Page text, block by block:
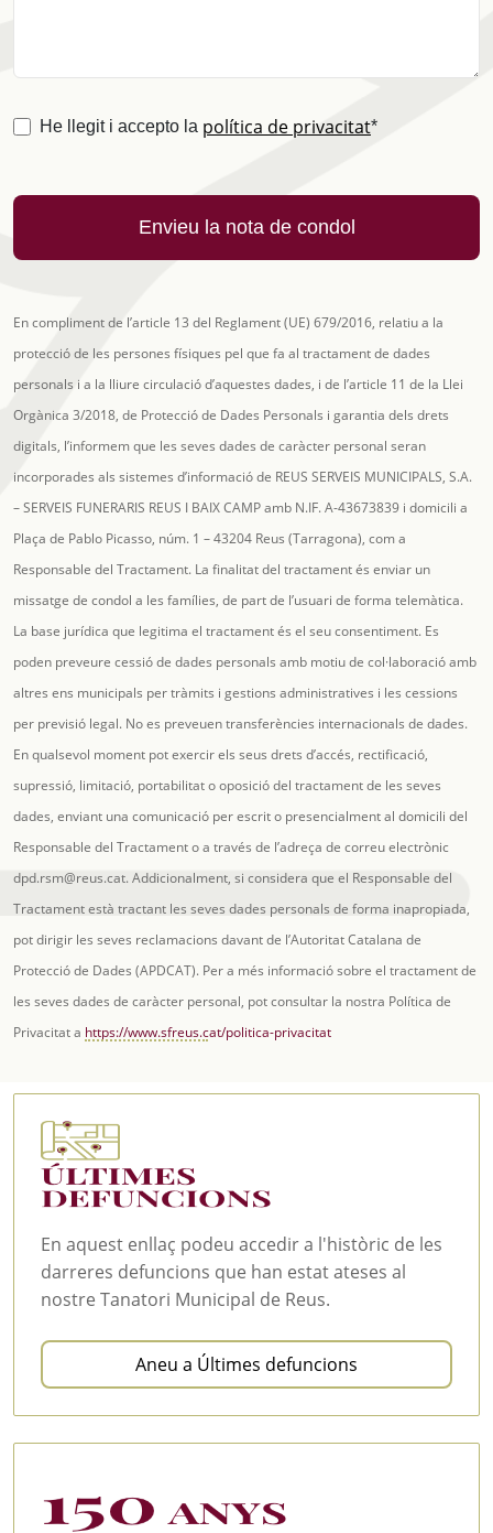
He llegit i accepto la política de privacitat*
(obligatori)
En compliment de l’article 13 del Reglament (UE) 679/2016, relatiu a la
protecció de les persones físiques pel que fa al tractament de dades
personals i a la lliure circulació d’aquestes dades, i de l’article 11 de la Llei
Orgànica 3/2018, de Protecció de Dades Personals i garantia dels drets
digitals, l’informem que les seves dades de caràcter personal seran
incorporades als sistemes d’informació de REUS SERVEIS MUNICIPALS, S.A.
– SERVEIS FUNERARIS REUS I BAIX CAMP amb N.IF. A-43673839 i domicili a
Plaça de Pablo Picasso, núm. 1 – 43204 Reus (Tarragona), com a
Responsable del Tractament. La finalitat del tractament és enviar un
missatge de condol a les famílies, de part de l’usuari de forma telemàtica.
La base jurídica que legitima el tractament és el seu consentiment. Es
poden preveure cessió de dades personals amb motiu de col·laboració amb
altres ens municipals per tràmits i gestions administratives i les cessions
per previsió legal. No es preveuen transferències internacionals de dades.
En qualsevol moment pot exercir els seus drets d’accés, rectificació,
supressió, limitació, portabilitat o oposició del tractament de les seves
dades, enviant una comunicació per escrit o presencialment al domicili del
Responsable del Tractament o a través de l’adreça de correu electrònic
dpd.rsm@reus.cat. Addicionalment, si considera que el Responsable del
Tractament està tractant les seves dades personals de forma inapropiada,
pot dirigir les seves reclamacions davant de l’Autoritat Catalana de
Protecció de Dades (APDCAT). Per a més informació sobre el tractament de
les seves dades de caràcter personal, pot consultar la nostra Política de
Privacitat a https://www.sfreus.cat/politica-privacitat
En aquest enllaç podeu accedir a l'històric de les
darreres defuncions que han estat ateses al
nostre Tanatori Municipal de Reus.
Aneu a Últimes defuncions